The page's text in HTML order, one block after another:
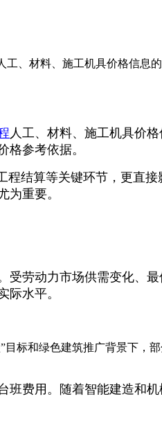
工、材料、施工机具价格信
人工、材料、施工机具价
参考依据。
结算等关键环节，更直
为重要。
劳动力市场供需变化、
际水平。
标和绿色建筑推广背景下，
费用。随着智能建造和